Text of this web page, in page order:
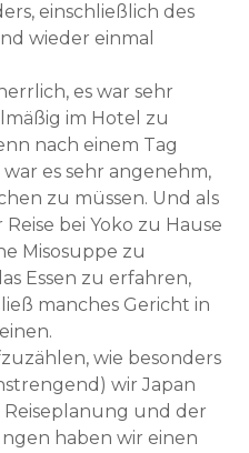
einschließlich des
wieder einmal
es war sehr
im Hotel zu
nach einem Tag
es sehr angenehm,
zu müssen. Und als
bei Yoko zu Hause
Misosuppe zu
Essen zu erfahren,
manches Gericht in
wie besonders
wir Japan
und der
haben wir einen